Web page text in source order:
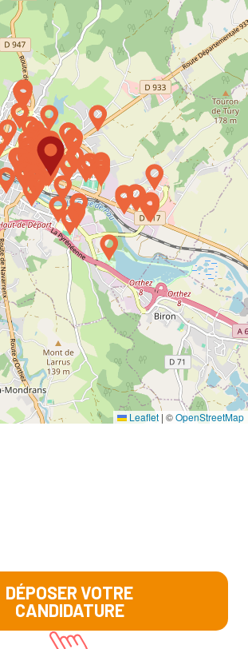
Leaflet | ©OpenStreetMap
DÉPOSER VOTRE
CANDIDATURE